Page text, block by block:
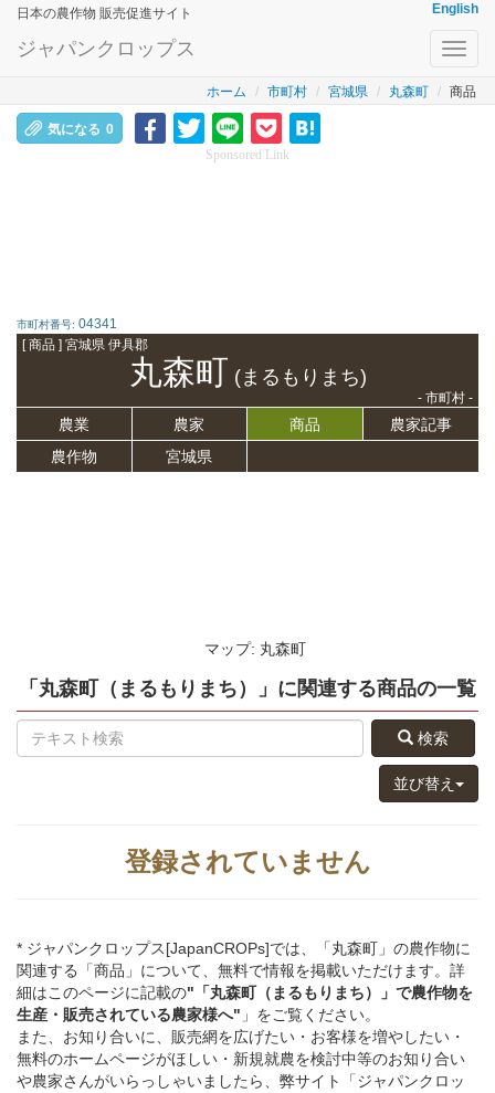
日本の農作物 販売促進サイト English
ジャパンクロップス
ホーム 市町村 宮城県 丸森町 商品
気になる 0
Sponsored Link
市町村番号: 04341
[ 商品 ] 宮城県 伊具郡
丸森町 (まるもりまち)
- 市町村 -
農業 農家 商品
農家記事
農作物
宮城県
マップ: 丸森町
「丸森町（まるもりまち）」 に関連する商品の一覧
検索
並び替え
登録されていません
* ジャパンクロップス[JapanCROPs]では、「丸森町」の農作物に
関連する「商品」について、無料で情報を掲載いただけます。詳
細はこのページに記載の"「丸森町（まるもりまち）」 で農作物を
生産・販売されている農家様へ" 」をご覧ください。
また、お知り合いに、販売網を広げたい・お客様を増やしたい・
無料のホームページがほしい・新規就農を検討中等のお知り合い
や農家さんがいらっしゃいましたら、弊サイト「ジャパンクロッ